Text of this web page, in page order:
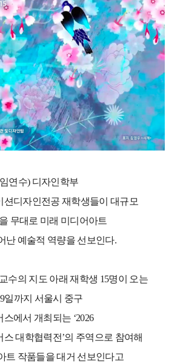
연수) 디자인학부
션디자인전공 재학생들이 대규모
무대로 미래 미디어아트
난 예술적 역량을 선보인다.
수의 지도 아래 재학생 15명이 오는
일까지 서울시 중구
스에서 개최되는 ‘2026
스 대학협력전’의 주역으로 참여해
트 작품들을 대거 선보인다고